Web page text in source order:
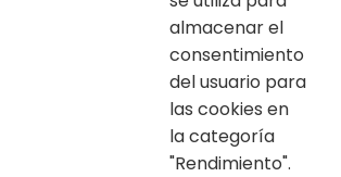
almacenar el
consentimiento
del usuario para
las cookies en
la categoría
"Rendimiento".